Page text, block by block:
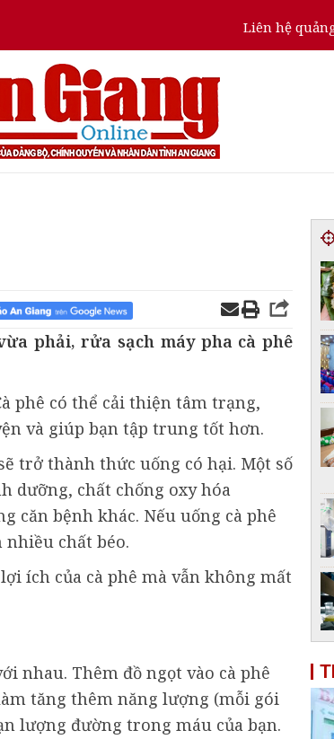
Liên hệ
phải, rửa sạch máy pha cà phê
phê có thể cải thiện tâm trạng,
và giúp bạn tập trung tốt hơn.
trở thành thức uống có hại. Một số
dưỡng, chất chống oxy hóa
căn bệnh khác. Nếu uống cà phê
chất béo.
ích của cà phê mà vẫn không mất
nhau. Thêm đồ ngọt vào cà phê
tăng thêm năng lượng (mỗi gói
lượng đường trong máu của bạn.